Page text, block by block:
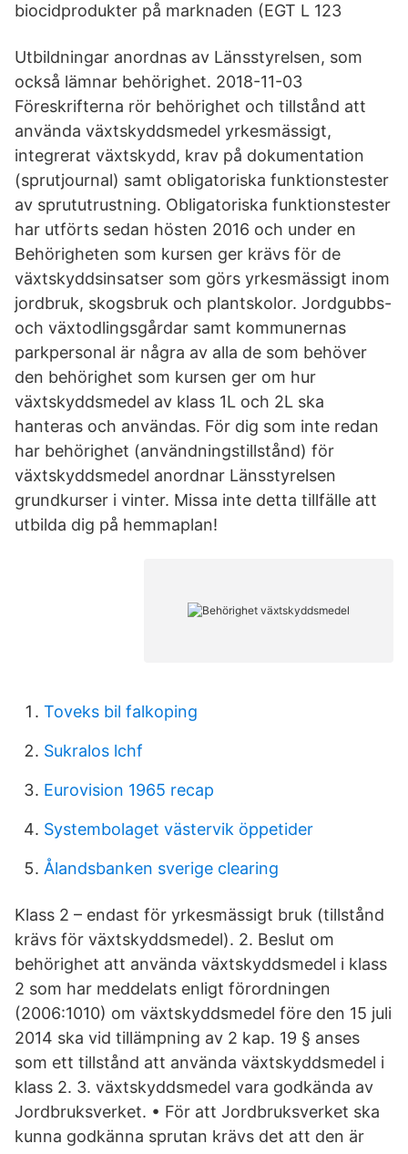
biocidprodukter på marknaden (EGT L 123
Utbildningar anordnas av Länsstyrelsen, som
också lämnar behörighet. 2018-11-03
Föreskrifterna rör behörighet och tillstånd att
använda växtskyddsmedel yrkesmässigt,
integrerat växtskydd, krav på dokumentation
(sprutjournal) samt obligatoriska funktionstester
av sprututrustning. Obligatoriska funktionstester
har utförts sedan hösten 2016 och under en
Behörigheten som kursen ger krävs för de
växtskyddsinsatser som görs yrkesmässigt inom
jordbruk, skogsbruk och plantskolor. Jordgubbs-
och växtodlingsgårdar samt kommunernas
parkpersonal är några av alla de som behöver
den behörighet som kursen ger om hur
växtskyddsmedel av klass 1L och 2L ska
hanteras och användas. För dig som inte redan
har behörighet (användningstillstånd) för
växtskyddsmedel anordnar Länsstyrelsen
grundkurser i vinter. Missa inte detta tillfälle att
utbilda dig på hemmaplan!
Toveks bil falkoping
Sukralos lchf
Eurovision 1965 recap
Systembolaget västervik öppetider
Ålandsbanken sverige clearing
Klass 2 – endast för yrkesmässigt bruk (tillstånd
krävs för växtskyddsmedel). 2. Beslut om
behörighet att använda växtskyddsmedel i klass
2 som har meddelats enligt förordningen
(2006:1010) om växtskyddsmedel före den 15 juli
2014 ska vid tillämpning av 2 kap. 19 § anses
som ett tillstånd att använda växtskyddsmedel i
klass 2. 3. växtskyddsmedel vara godkända av
Jordbruksverket. • För att Jordbruksverket ska
kunna godkänna sprutan krävs det att den är